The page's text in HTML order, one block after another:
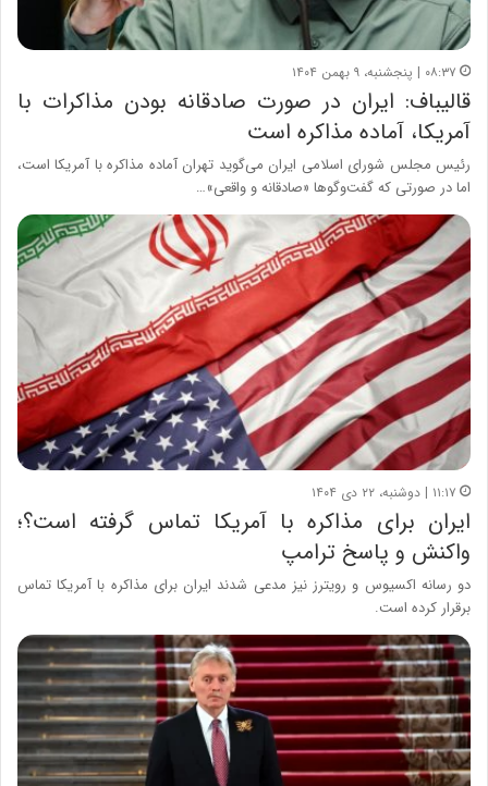
۰۸:۳۷ | پنجشنبه، ۹ بهمن ۱۴۰۴
قالیباف: ایران در صورت صادقانه بودن مذاکرات با
آمریکا، آماده مذاکره است
رئیس مجلس شورای اسلامی ایران می‌گوید تهران آماده مذاکره با آمریکا است،
اما در صورتی که گفت‌وگوها «صادقانه و واقعی»…
۱۱:۱۷ | دوشنبه، ۲۲ دی ۱۴۰۴
ایران برای مذاکره با آمریکا تماس گرفته است؟؛
واکنش و پاسخ ترامپ
دو رسانه اکسیوس و رویترز نیز مدعی شدند ایران برای مذاکره با آمریکا تماس
برقرار کرده است.